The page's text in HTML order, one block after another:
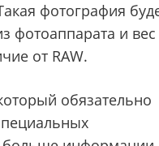
фотография
фотоаппарата и вес
от RAW.
обязательно